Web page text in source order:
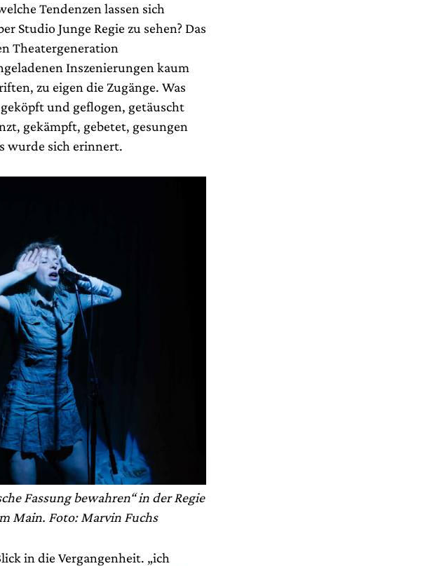
Tendenzen lassen sich
Studio Junge Regie zu sehen? Das
Theatergeneration
Inszenierungen kaum
zu eigen die Zugänge. Was
und geflogen, getäuscht
gekämpft, gebetet, gesungen
wurde sich erinnert.
Fassung bewahren“ in der Regie
Main. Foto: Marvin Fuchs
in die Vergangenheit. „ich